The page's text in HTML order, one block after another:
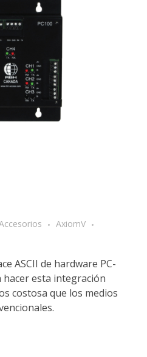
AxiomV
ASCII de hardware PC-
hacer esta integración
costosa que los medios